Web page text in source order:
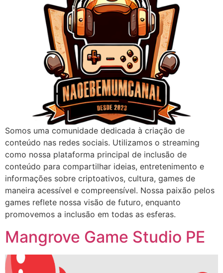
Somos uma comunidade dedicada à criação de
conteúdo nas redes sociais. Utilizamos o streaming
como nossa plataforma principal de inclusão de
conteúdo para compartilhar ideias, entretenimento e
informações sobre criptoativos, cultura, games de
maneira acessível e compreensível. Nossa paixão pelos
games reflete nossa visão de futuro, enquanto
promovemos a inclusão em todas as esferas.
Mangrove Game Studio PE